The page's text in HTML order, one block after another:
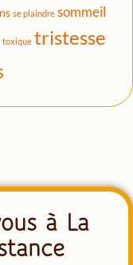
se plaindre sommeil
toxique tristesse
à La